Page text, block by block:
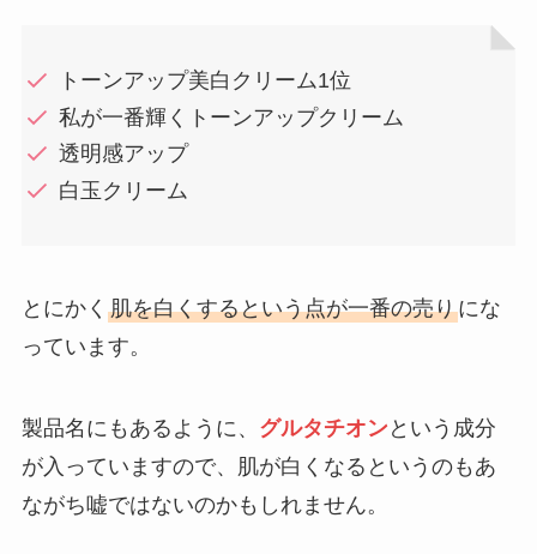
トーンアップ美白クリーム1位
私が一番輝くトーンアップクリーム
透明感アップ
白玉クリーム
とにかく 肌を白くするという点が一番の売りにな
っています。
製品名にもあるように、 グルタチオン という成分
が入っていますので、肌が白くなるというのもあ
ながち嘘ではないのかもしれません。